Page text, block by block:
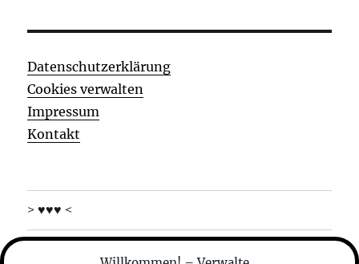
Datenschutzerklärung
Cookies verwalten
Impressum
Kontakt
> ♥♥♥ <